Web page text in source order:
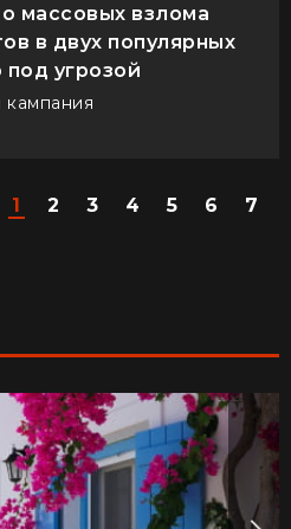
массовых взлома
в двух популярных
угрозой
кампания
1 2 3 4 5 6 7